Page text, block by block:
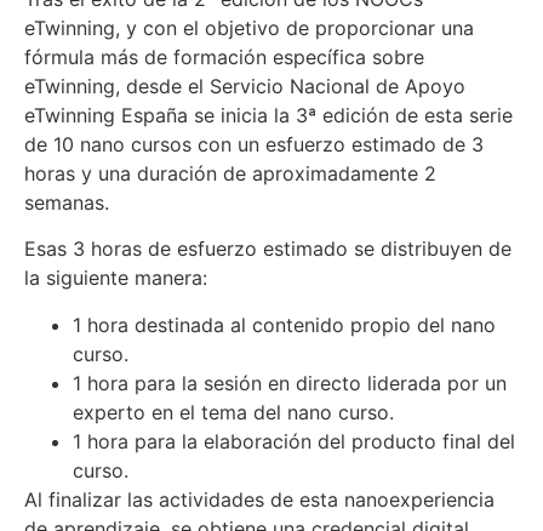
eTwinning, y con el objetivo de proporcionar una
fórmula más de formación específica sobre
eTwinning, desde el Servicio Nacional de Apoyo
eTwinning España se inicia la 3ª edición de esta serie
de 10 nano cursos con un esfuerzo estimado de 3
horas y una duración de aproximadamente 2
semanas.
Esas 3 horas de esfuerzo estimado se distribuyen de
la siguiente manera:
1 hora destinada al contenido propio del nano
curso.
1 hora para la sesión en directo liderada por un
experto en el tema del nano curso.
1 hora para la elaboración del producto final del
curso.
Al finalizar las actividades de esta nanoexperiencia